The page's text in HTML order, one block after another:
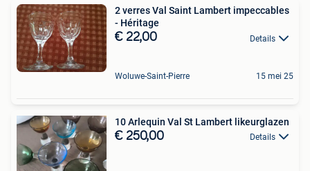
2 verres Val Saint Lambert impeccables
- Héritage
€ 22,00 Details
Woluwe-Saint-Pierre 15 mei 25
10 Arlequin Val St Lambert likeurglazen
€ 250,00 Details